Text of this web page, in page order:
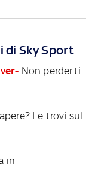
di Sky Sport
Non perderti
Le trovi sul
in